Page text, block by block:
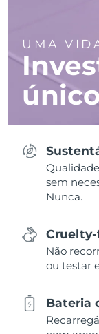
UMA
sem
Nunca.
Cruelty-
Não
ou testar
Bateria